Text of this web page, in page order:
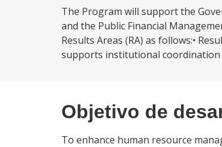
The Program will support the
and the Public Financial
Results Areas (RA) as follows:•
supports institutional coordination
Objetivo de
To enhance human resource